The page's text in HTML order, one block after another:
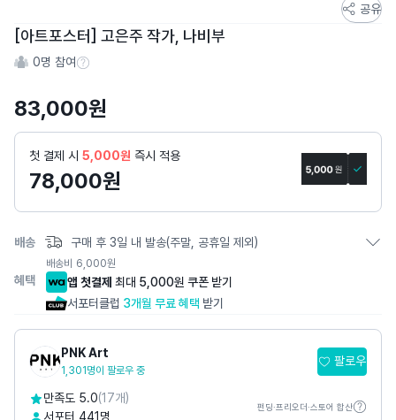
토
어
스
리
상
지
공유
[아트포스터] 고은주 작가, 나비부
0명 참여참여 수 정보
83,000원
첫 결제 시 5,000원 즉시 적용
78,000원
배송 구매 후 3일 내 발송(주말, 공휴일 제외)
배송비 6,000원
혜택 앱 첫결제 최대 5,000원 쿠폰 받기
서포터클럽 3개월 무료 혜택 받기
PNK Art
1,301명이 팔로우 중
팔로우
만족도 5.0(17개)
서포터 441명
펀딩·프리오더·스토어 합산